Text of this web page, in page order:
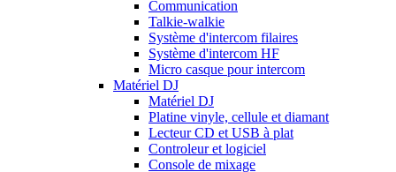
Communication
Talkie-walkie
Système d'intercom filaires
Système d'intercom HF
Micro casque pour intercom
Matériel DJ
Matériel DJ
Platine vinyle, cellule et diamant
Lecteur CD et USB à plat
Controleur et logiciel
Console de mixage